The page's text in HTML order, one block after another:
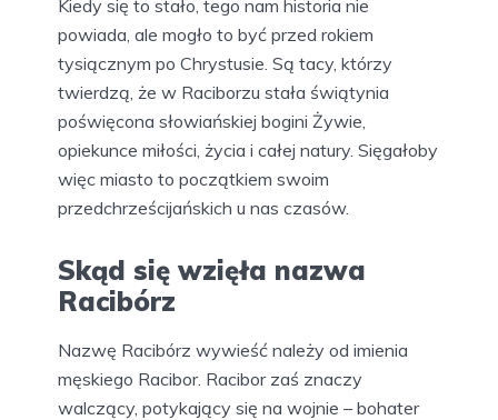
Kiedy się to stało, tego nam historia nie
powiada, ale mogło to być przed rokiem
tysiącznym po Chrystusie. Są tacy, którzy
twierdzą, że w Raciborzu stała świątynia
poświęcona słowiańskiej bogini Żywie,
opiekunce miłości, życia i całej natury. Sięgałoby
więc miasto to początkiem swoim
przedchrześcijańskich u nas czasów.
Skąd się wzięła nazwa
Racibórz
Nazwę Racibórz wywieść należy od imienia
męskiego Racibor. Racibor zaś znaczy
walczący, potykający się na wojnie – bohater